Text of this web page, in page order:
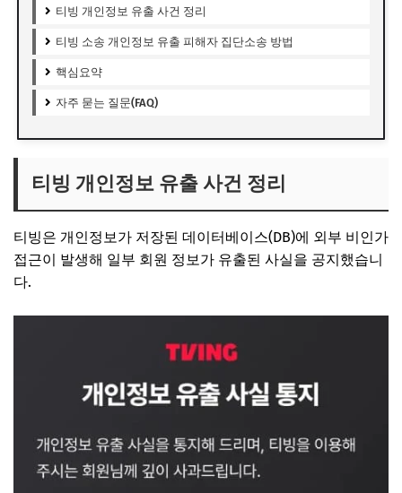
티빙 개인정보 유출 사건 정리
티빙 소송 개인정보 유출 피해자 집단소송 방법
핵심요약
자주 묻는 질문(FAQ)
티빙 개인정보 유출 사건 정리
티빙은 개인정보가 저장된 데이터베이스(DB)에 외부 비인가
접근이 발생해 일부 회원 정보가 유출된 사실을 공지했습니
다.